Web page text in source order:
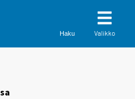
Haku Valikko